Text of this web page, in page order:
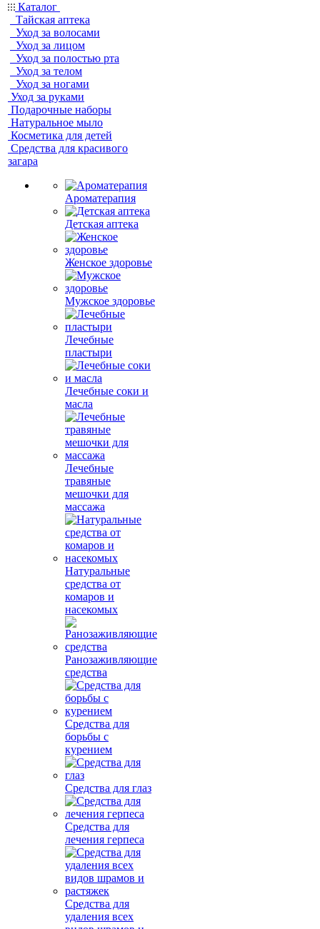
Каталог
Тайская аптека
Уход за волосами
Уход за лицом
Уход за полостью рта
Уход за телом
Уход за ногами
Уход за руками
Подарочные наборы
Натуральное мыло
Косметика для детей
Средства для красивого
загара
Ароматерапия
Детская аптека
Женское здоровье
Мужское здоровье
Лечебные
пластыри
Лечебные соки и
масла
Лечебные
травяные
мешочки для
массажа
Натуральные
средства от
комаров и
насекомых
Ранозаживляющие
средства
Средства для
борьбы с
курением
Средства для глаз
Средства для
лечения герпеса
Средства для
удаления всех